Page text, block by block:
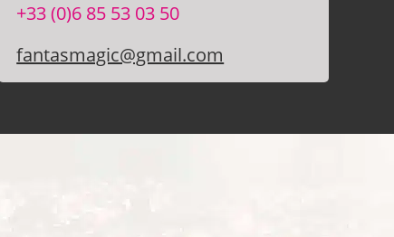
+33 (0)6 85 53 03 50
fantasmagic@gmail.com